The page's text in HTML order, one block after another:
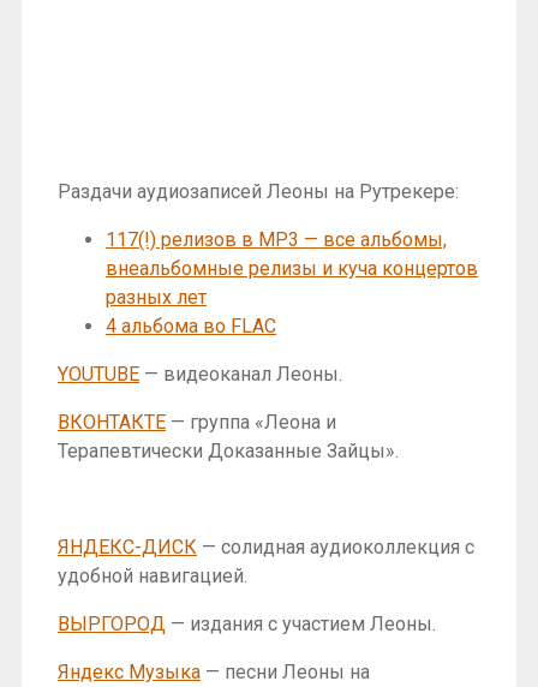
Раздачи аудиозаписей Леоны на Рутрекере:
117(!) релизов в MP3 — все альбомы,
внеальбомные релизы и куча концертов
разных лет
4 альбома во FLAC
YOUTUBE — видеоканал Леоны.
ВКОНТАКТЕ — группа «Леона и
Терапевтически Доказанные Зайцы».
ЯНДЕКС-ДИСК — солидная аудиоколлекция с
удобной навигацией.
ВЫРГОРОД — издания с участием Леоны.
Яндекс Музыка — песни Леоны на